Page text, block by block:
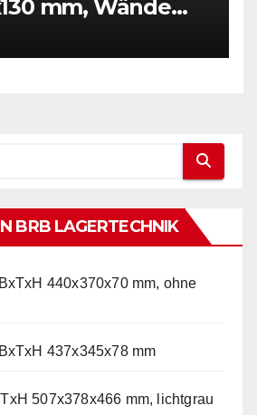
mm, Wände
kg, rot
BRB LAGERTECHNIK
440x370x70 mm, ohne
437x345x78 mm
507x378x466 mm, lichtgrau